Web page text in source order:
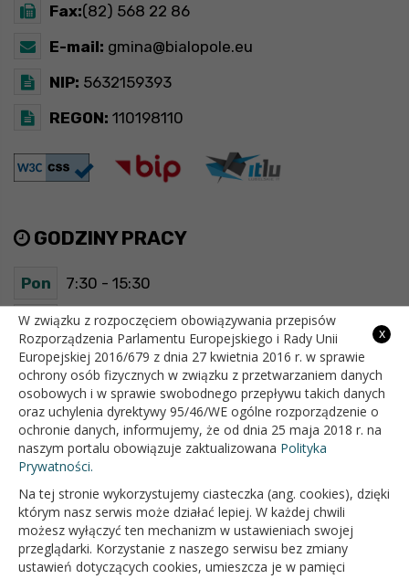
Fax:(82) 568 22 86
E-mail: gmina@bialopole.eu
NIP: 5632159393
REGON: 110198110
GODZINY PRACY
Pon 7:30 - 15:30
Wt 7:30 - 15:30
Śr 7:30 - 15:30
Czw 7:30 - 15:30
Pt 7:30 - 15:30
OFICJALNY SERWIS INTERNETOWY GMINY BIAŁOPOLE
x
W związku z rozpoczęciem obowiązywania przepisów
Rozporządzenia Parlamentu Europejskiego i Rady Unii
Europejskiej 2016/679 z dnia 27 kwietnia 2016 r. w sprawie
ochrony osób fizycznych w związku z przetwarzaniem danych
osobowych i w sprawie swobodnego przepływu takich danych
oraz uchylenia dyrektywy 95/46/WE ogólne rozporządzenie o
ochronie danych, informujemy, że od dnia 25 maja 2018 r. na
naszym portalu obowiązuje zaktualizowana Polityka
Prywatności.
Na tej stronie wykorzystujemy ciasteczka (ang. cookies), dzięki
którym nasz serwis może działać lepiej. W każdej chwili
możesz wyłączyć ten mechanizm w ustawieniach swojej
przeglądarki. Korzystanie z naszego serwisu bez zmiany
ustawień dotyczących cookies, umieszcza je w pamięci